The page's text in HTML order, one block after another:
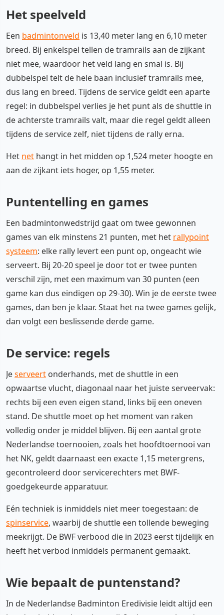
Het speelveld
Een badmintonveld is 13,40 meter lang en 6,10 meter
breed. Bij enkelspel tellen de tramrails aan de zijkant
niet mee, waardoor het veld lang en smal is. Bij
dubbelspel telt de hele baan inclusief tramrails mee,
dus lang en breed. Tijdens de service geldt een aparte
regel: in dubbelspel verlies je het punt als de shuttle in
de achterste tramrails valt, maar die regel geldt alleen
tijdens de service zelf, niet tijdens de rally erna.
Het net hangt in het midden op 1,524 meter hoogte en
aan de zijkant iets hoger, op 1,55 meter.
Puntentelling en games
Een badmintonwedstrijd gaat om twee gewonnen
games van elk minstens 21 punten, met het rallypoint
systeem: elke rally levert een punt op, ongeacht wie
serveert. Bij 20-20 speel je door tot er twee punten
verschil zijn, met een maximum van 30 punten (een
game kan dus eindigen op 29-30). Win je de eerste twee
games, dan ben je klaar. Staat het na twee games gelijk,
dan volgt een beslissende derde game.
De service: regels
Jeserveert onderhands, met de shuttle in een
opwaartse vlucht, diagonaal naar het juiste serveervak:
rechts bij een even eigen stand, links bij een oneven
stand. De shuttle moet op het moment van raken
volledig onder je middel blijven. Bij een aantal grote
Nederlandse toernooien, zoals het hoofdtoernooi van
het NK, geldt daarnaast een exacte 1,15 metergrens,
gecontroleerd door servicerechters met BWF-
goedgekeurde apparatuur.
Eén techniek is inmiddels niet meer toegestaan: de
spinservice, waarbij de shuttle een tollende beweging
meekrijgt. De BWF verbood die in 2023 eerst tijdelijk en
heeft het verbod inmiddels permanent gemaakt.
Wie bepaalt de puntenstand?
In de Nederlandse Badminton Eredivisie leidt altijd een